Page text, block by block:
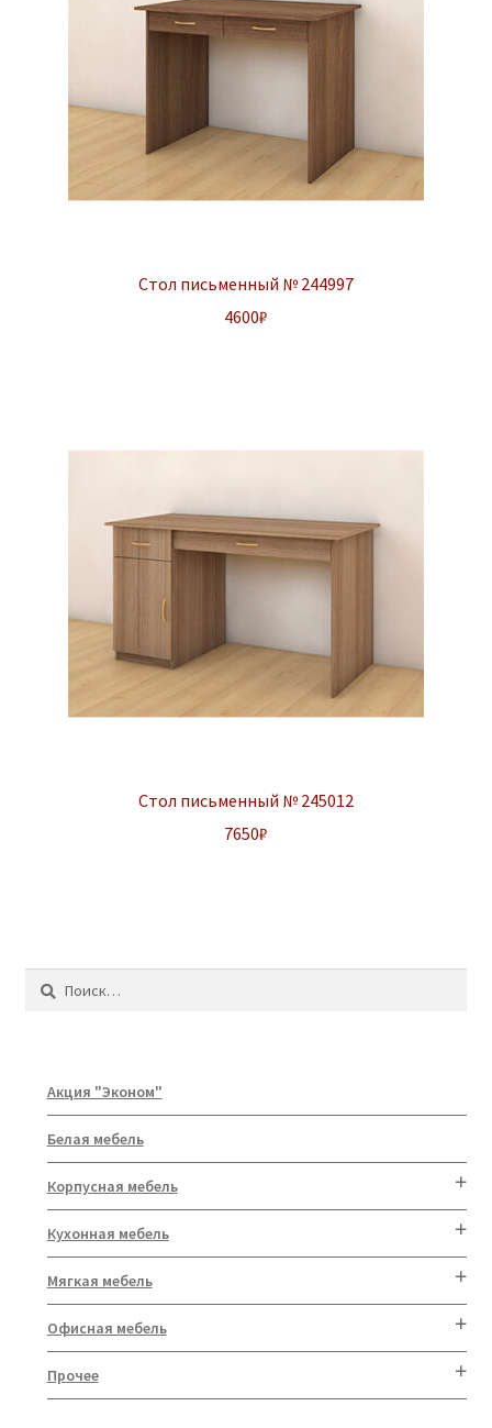
Стол письменный № 244997
4600₽
Стол письменный № 245012
7650₽
Найти:
Акция "Эконом"
Белая мебель
Корпусная мебель
Кухонная мебель
Мягкая мебель
Офисная мебель
Прочее